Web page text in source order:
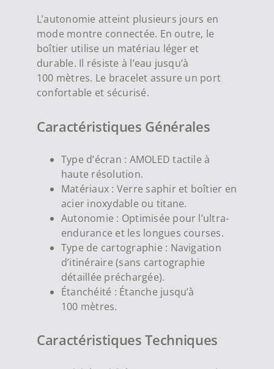
L’autonomie atteint plusieurs jours en
mode montre connectée. En outre, le
boîtier utilise un matériau léger et
durable. Il résiste à l’eau jusqu’à
100 mètres. Le bracelet assure un port
confortable et sécurisé.
Caractéristiques Générales
Type d’écran : AMOLED tactile à
haute résolution.
Matériaux : Verre saphir et boîtier en
acier inoxydable ou titane.
Autonomie : Optimisée pour l’ultra-
endurance et les longues courses.
Type de cartographie : Navigation
d’itinéraire (sans cartographie
détaillée préchargée).
Étanchéité : Étanche jusqu’à
100 mètres.
Caractéristiques Techniques